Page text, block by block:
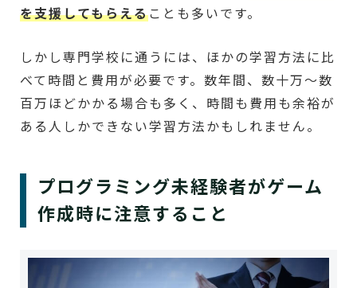
を支援してもらえることも多いです。
しかし専門学校に通うには、ほかの学習方法に比
べて時間と費用が必要です。数年間、数十万～数
百万ほどかかる場合も多く、時間も費用も余裕が
ある人しかできない学習方法かもしれません。
プログラミング未経験者がゲーム
作成時に注意すること